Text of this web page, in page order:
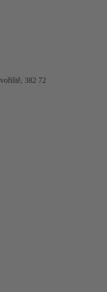
382 72